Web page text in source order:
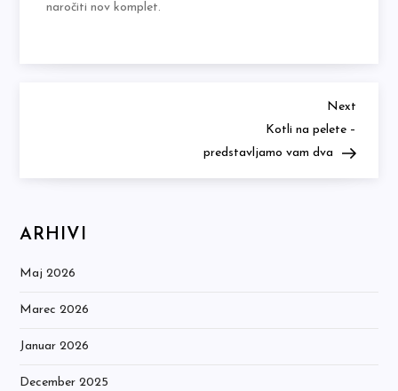
naročiti nov komplet.
Next
Next
Kotli na pelete –
predstavljamo vam dva
ARHIVI
Maj 2026
Marec 2026
Januar 2026
December 2025